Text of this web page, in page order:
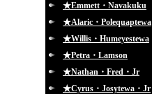
★Emmett・Navakuku
★Alaric・Polequaptewa
★Willis・Humeyestewa
★Petra・Lamson
★Nathan・Fred・Jr
★Cyrus・Josytewa・Jr